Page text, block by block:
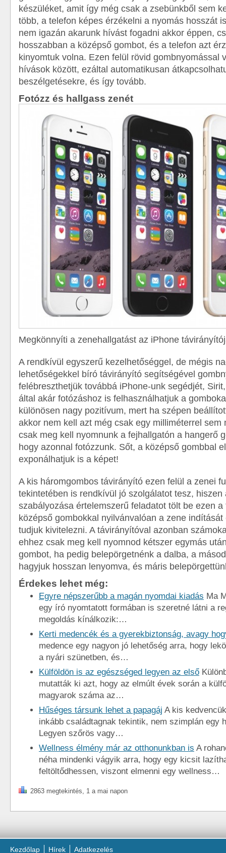
készüléket, amit így még csak a zsebünkből sem
több, a telefon képes érzékelni a nyomás hosszát
nem igazán akarunk hívást fogadni akkor éppen,
hosszabban a középső gombot, és a telefon azt
kinyomtuk volna. Ezen felül rövid gombnyomással
hívások között, ezáltal automatikusan
beszélgetésekre, és így tovább.
Fotózz és hallgass zenét
Megkönnyíti a zenehallgatást az iPhone
A rendkívül egyszerű kezelhetőséggel, de mégis
lehetőségekkel bíró távirányító segítségével
felébreszthetjük továbbá iPhone-unk segédjét,
által akár fotózáshoz is felhasználhatjuk a
különösen nagy pozitívum, mert ha szépen
akkor nem kell azt még csak egy milliméterrel sem
csak meg kell nyomnunk a fejhallgatón a hangerő
hogy azonnal fotózzunk. Sőt, a középső gombbal
exponálhatjuk is a képet!
A kis háromgombos távirányító ezen felül a zenei
tekintetében is rendkívül jó szolgálatot tesz, hiszen
szabályozása értelemszerű feladatot tölt be ezen
középső gombokkal nyilvánvalóan a zene
tudjuk kivitelezni. A távirányítóval azonban
ehhez csak meg kell nyomnod kétszer egymás
gombot, ha pedig belepörgetnénk a dalba, a
hagyjuk hosszan lenyomva, és máris
Érdekes lehet még:
Egyre népszerűbb a magán nyomdai kiadás Ma
egy író nyomtatott formában is szeretné látni a
megoldás kínálkozik:…
Kerti medencék és a gyerekbiztonság, avagy
medence egy nagyon jó lehetőség arra, hogy
a nyári szünetben, és…
Külföldön is az egészséged legyen az első
mutatták ki azt, hogy az elmúlt évek során a
magyarok száma az…
Hűséges társunk lehet a papagáj A kis
inkább családtagnak tekintik, nem szimplán egy
Legyen szőrös vagy…
Wellness élmény már az otthonunkban is A
néha mindenki vágyik arra, hogy egy kicsit
feltöltődhessen, viszont elmenni egy wellness…
2863 megtekintés, 1 a mai napon
Kezdőlap Hírek Adatkezelés